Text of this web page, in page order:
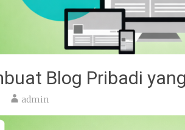
Blog Pribadi
admin